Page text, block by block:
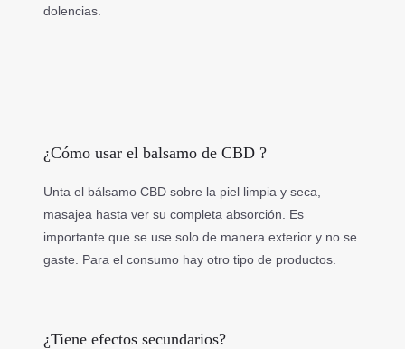
dolencias.
¿Cómo usar el balsamo de CBD ?
Unta el bálsamo CBD sobre la piel limpia y seca,
masajea hasta ver su completa absorción. Es
importante que se use solo de manera exterior y no se
gaste. Para el consumo hay otro tipo de productos.
¿Tiene efectos secundarios?